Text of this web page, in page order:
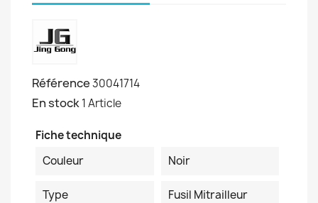
Référence30041714
En stock1 Article
Fiche technique
Couleur
Noir
Type Fusil Mitrailleur